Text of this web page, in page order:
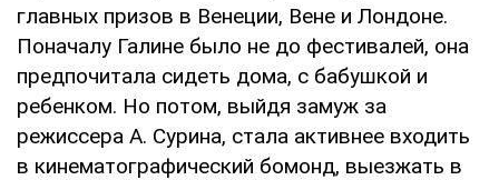
главных призов в Венеции, Вене и Лондоне.
Поначалу Галине было не до фестивалей, она
предпочитала сидеть дома, с бабушкой и
ребенком. Но потом, выйдя замуж за
режиссера А. Сурина, стала активнее входить
в кинематографический бомонд, выезжать в